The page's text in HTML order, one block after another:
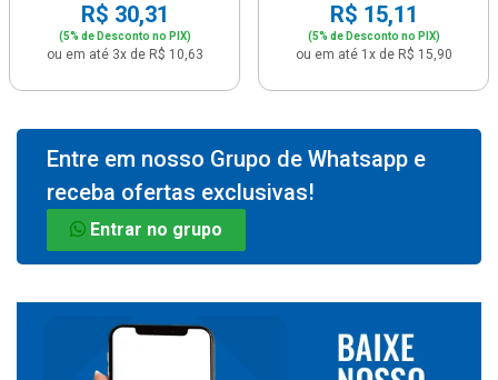
R$ 30,31
(5% de Desconto no PIX)
ou em até 3x de R$ 10,63
R$ 15,11
(5% de Desconto no PIX)
ou em até 1x de R$ 15,90
Entre em nosso Grupo de Whatsapp e
receba ofertas exclusivas!
Entrar no grupo